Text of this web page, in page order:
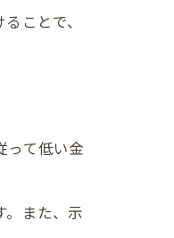
ことで、
って低い金
。また、示